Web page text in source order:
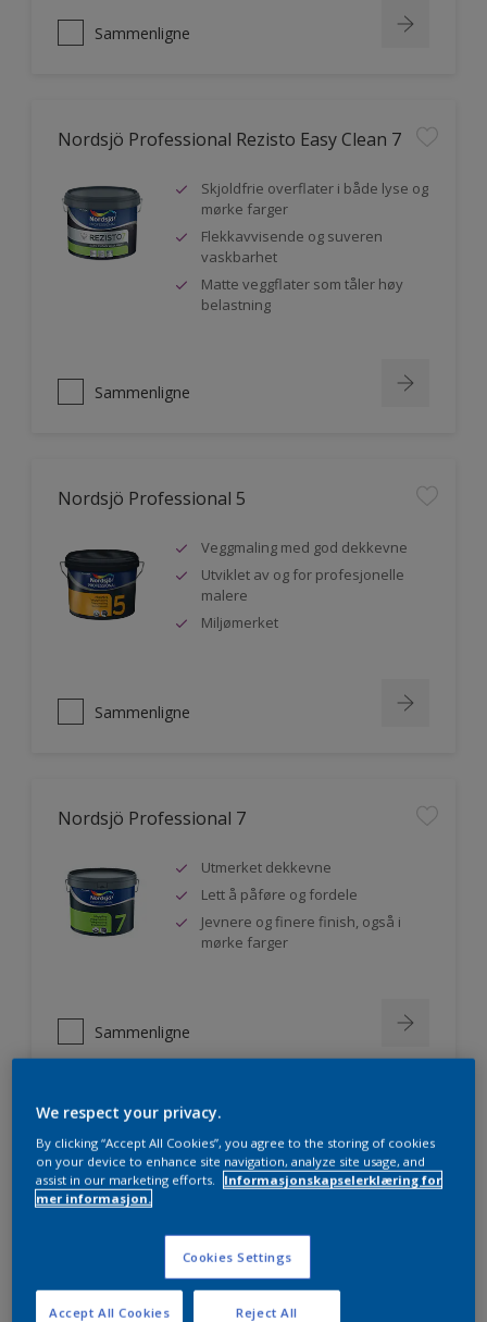
Sammenligne
Nordsjö Professional Rezisto Easy Clean 7
Skjoldfrie overflater i både lyse og
mørke farger
Flekkavvisende og suveren
vaskbarhet
Matte veggflater som tåler høy
belastning
Sammenligne
Nordsjö Professional 5
Veggmaling med god dekkevne
Utviklet av og for profesjonelle
malere
Miljømerket
Sammenligne
Nordsjö Professional 7
Utmerket dekkevne
Lett å påføre og fordele
Jevnere og finere finish, også i
mørke farger
Sammenligne
Nordsjö Professional 20
Veggmaling med god dekkevne
malere
Miljømerket
We respect your privacy.
By clicking “Accept All Cookies”, you agree to the storing of cookies
on your device to enhance site navigation, analyze site usage, and
assist in our marketing efforts.
Informasjonskapselerklæring for
mer informasjon.
Cookies Settings
Reject All
Accept All Cookies